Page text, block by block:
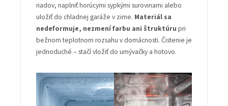
riadov, naplniť horúcymi sypkými surovinami alebo
uložiť do chladnej garáže v zime. Materiál sa
nedeformuje, nezmení farbu ani štruktúru pri
bežnom teplotnom rozsahu v domácnosti. Čistenie je
jednoduché – stačí vložiť do umývačky a hotovo.